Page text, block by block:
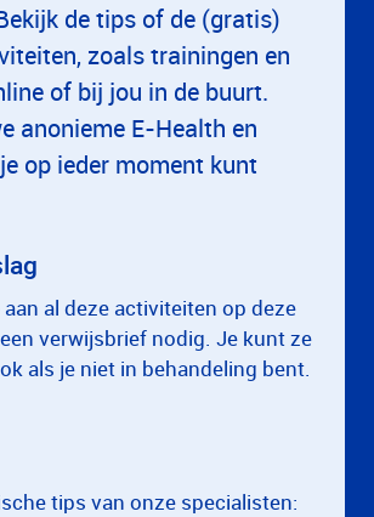
de tips of de (gratis)
zoals trainingen en
of bij jou in de buurt.
anonieme E-Health en
op ieder moment kunt
al deze activiteiten op deze
verwijsbrief nodig. Je kunt ze
als je niet in behandeling bent.
tips van onze specialisten: